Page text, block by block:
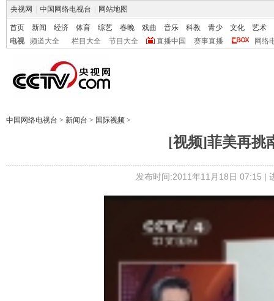
央视网 中国网络电视台 网站地图
首页 新闻 经济 体育 综艺 春晚 戏曲 音乐 科教 青少 文化
艺术
电视
频道大全 栏目大全 节目大全 直播中国 赛事直播 网络
中国网络电视台 > 新闻台 > 国际视频 >
[视频]菲美再挑
发布时间:2011年11月18日 07:15 |